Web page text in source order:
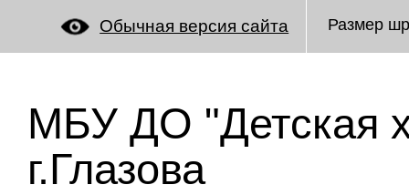
Обычная версия сайта Размер
МБУ ДО "Детская
г.Глазова